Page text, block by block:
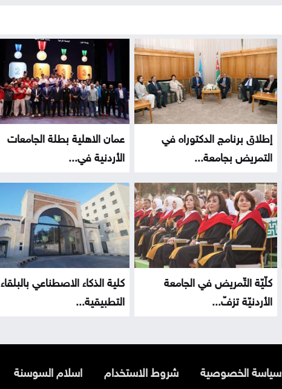
إطلاق برنامج الدكتوراه في
التمريض بجامعة...
عمان الاهلية بطلة الجامعات
الأردنية في...
كلّيّة التّمريض في الجامعة
الأردنيّة تزفّ...
كلية الذكاء الاصطناعي بالبلقاء
التطبيقية...
سياسة الخصوصية شروط الاستخدام اسلام السوسنة